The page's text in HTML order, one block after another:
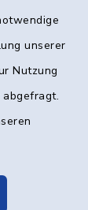
unserer
Nutzung